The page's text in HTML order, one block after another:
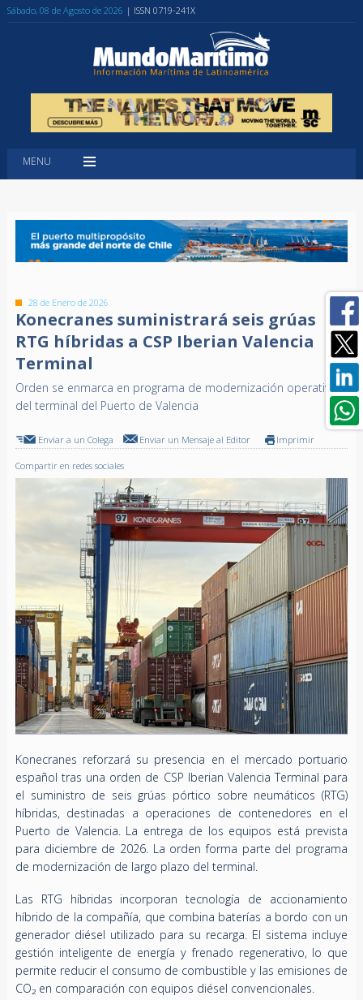
Sábado, 08 de Agosto de 2026 | ISSN 0719-241X
MENU
28 de Enero de 2026
Konecranes suministrará seis grúas
RTG híbridas a CSP Iberian Valencia
Terminal
Orden se enmarca en programa de modernización operativa
del terminal del Puerto de Valencia
Enviar a un Colega Enviar un Mensaje al Editor Imprimir
Compartir en redes sociales
Konecranes reforzará su presencia en el mercado portuario
español tras una orden de CSP Iberian Valencia Terminal para
el suministro de seis grúas pórtico sobre neumáticos (RTG)
híbridas, destinadas a operaciones de contenedores en el
Puerto de Valencia. La entrega de los equipos está prevista
para diciembre de 2026. La orden forma parte del programa
de modernización de largo plazo del terminal.
Las RTG híbridas incorporan tecnología de accionamiento
híbrido de la compañía, que combina baterías a bordo con un
generador diésel utilizado para su recarga. El sistema incluye
gestión inteligente de energía y frenado regenerativo, lo que
permite reducir el consumo de combustible y las emisiones de
CO₂ en comparación con equipos diésel convencionales.